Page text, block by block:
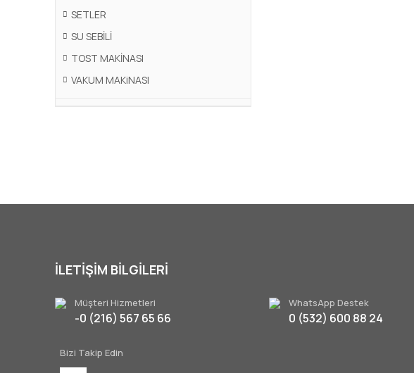
SETLER
SU SEBİLİ
TOST MAKİNASI
VAKUM MAKiNASI
İLETİŞİM BİLGİLERİ
Müşteri Hizmetleri
-0 (216) 567 65 66
WhatsApp Destek
0 (532) 600 88 24
Bizi Takip Edin